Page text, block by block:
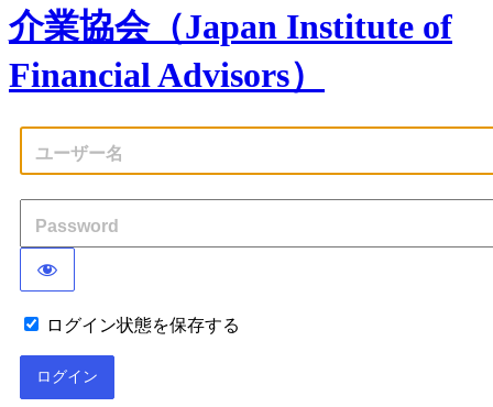
介業協会（Japan Institute of
Financial Advisors）
ログイン状態を保存する